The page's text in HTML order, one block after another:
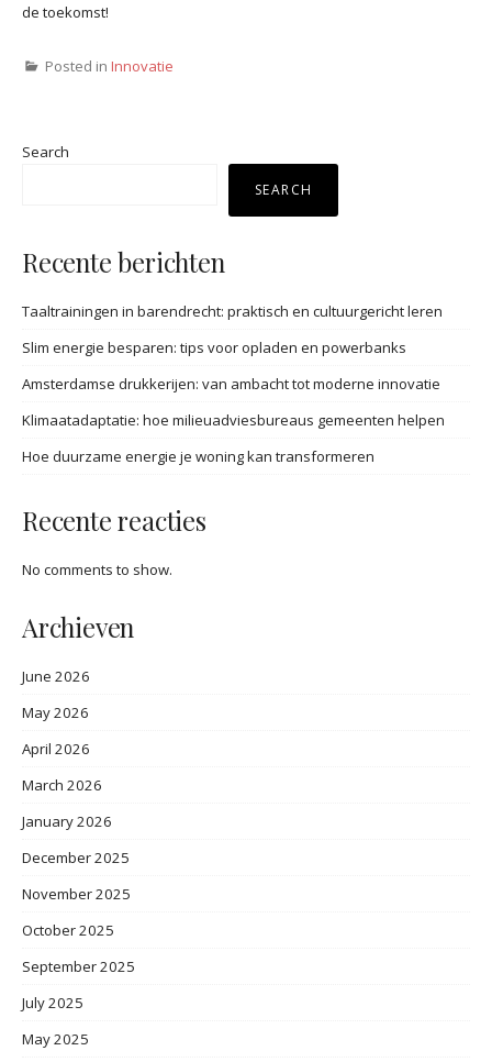
de toekomst!
Posted in Innovatie
Search
SEARCH
Recente berichten
Taaltrainingen in barendrecht: praktisch en cultuurgericht leren
Slim energie besparen: tips voor opladen en powerbanks
Amsterdamse drukkerijen: van ambacht tot moderne innovatie
Klimaatadaptatie: hoe milieuadviesbureaus gemeenten helpen
Hoe duurzame energie je woning kan transformeren
Recente reacties
No comments to show.
Archieven
June 2026
May 2026
April 2026
March 2026
January 2026
December 2025
November 2025
October 2025
September 2025
July 2025
May 2025